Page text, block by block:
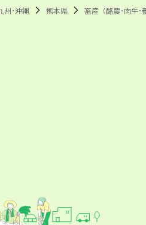
州･沖縄 熊本県 畜産（酪農･肉牛･